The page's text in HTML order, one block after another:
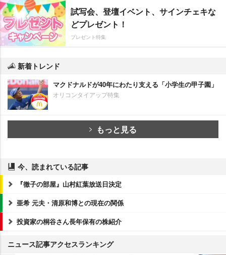
試写会、登壇イベント、サインチェキな
どプレゼント！
プレゼント特集
新着トレンド
マクドナルドが40年にわたり支える「小学生の甲子園」
オリコンタイアップ特集
もっと見る
今、読まれている記事
『徹子の部屋』山村紅葉放送日決定
亜希 元夫・清原和博との現在の関係
投資家の桐谷さん長年保有の株紹介
ニュース記事アクセスランキング